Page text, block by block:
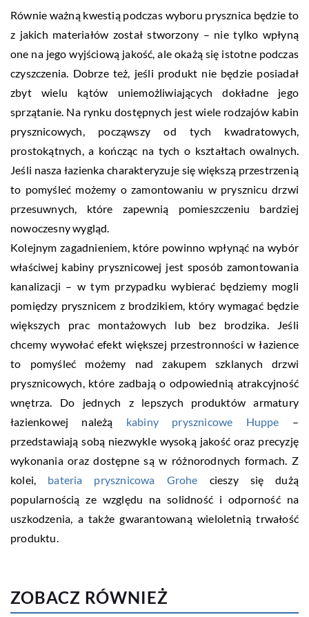
Równie ważną kwestią podczas wyboru prysznica będzie to
z jakich materiałów został stworzony – nie tylko wpłyną
one na jego wyjściową jakość, ale okażą się istotne podczas
czyszczenia. Dobrze też, jeśli produkt nie będzie posiadał
zbyt wielu kątów uniemożliwiających dokładne jego
sprzątanie. Na rynku dostępnych jest wiele rodzajów kabin
prysznicowych, począwszy od tych kwadratowych,
prostokątnych, a kończąc na tych o kształtach owalnych.
Jeśli nasza łazienka charakteryzuje się większą przestrzenią
to pomyśleć możemy o zamontowaniu w prysznicu drzwi
przesuwnych, które zapewnią pomieszczeniu bardziej
nowoczesny wygląd.
Kolejnym zagadnieniem, które powinno wpłynąć na wybór
właściwej kabiny prysznicowej jest sposób zamontowania
kanalizacji – w tym przypadku wybierać będziemy mogli
pomiędzy prysznicem z brodzikiem, który wymagać będzie
większych prac montażowych lub bez brodzika. Jeśli
chcemy wywołać efekt większej przestronności w łazience
to pomyśleć możemy nad zakupem szklanych drzwi
prysznicowych, które zadbają o odpowiednią atrakcyjność
wnętrza. Do jednych z lepszych produktów armatury
łazienkowej należą kabiny prysznicowe Huppe –
przedstawiają sobą niezwykle wysoką jakość oraz precyzję
wykonania oraz dostępne są w różnorodnych formach. Z
kolei, bateria prysznicowa Grohe cieszy się dużą
popularnością ze względu na solidność i odporność na
uszkodzenia, a także gwarantowaną wieloletnią trwałość
produktu.
ZOBACZ RÓWNIEŻ